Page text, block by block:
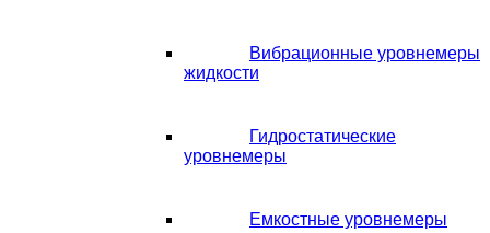
Вибрационные уровнемеры
жидкости
Гидростатические
уровнемеры
Емкостные уровнемеры